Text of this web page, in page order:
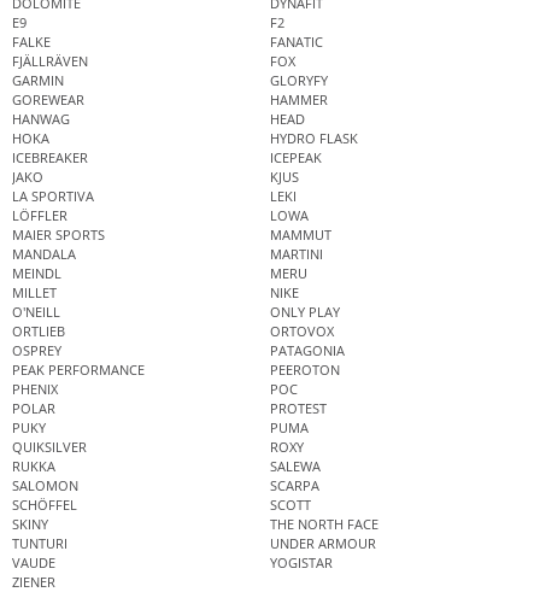
E9
F2
FALKE
FANATIC
FJÄLLRÄVEN
FOX
GARMIN
GLORYFY
GOREWEAR
HAMMER
HANWAG
HEAD
HOKA
HYDRO FLASK
ICEBREAKER
ICEPEAK
JAKO
KJUS
LA SPORTIVA
LEKI
LÖFFLER
LOWA
MAIER SPORTS
MAMMUT
MANDALA
MARTINI
MEINDL
MERU
MILLET
NIKE
O'NEILL
ONLY PLAY
ORTLIEB
ORTOVOX
OSPREY
PATAGONIA
PEAK PERFORMANCE
PEEROTON
PHENIX
POC
POLAR
PROTEST
PUKY
PUMA
QUIKSILVER
ROXY
RUKKA
SALEWA
SALOMON
SCARPA
SCHÖFFEL
SCOTT
SKINY
THE NORTH FACE
TUNTURI
UNDER ARMOUR
VAUDE
YOGISTAR
ZIENER